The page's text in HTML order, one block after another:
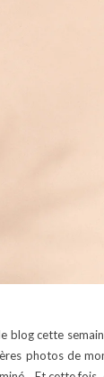
blog cette
photos de